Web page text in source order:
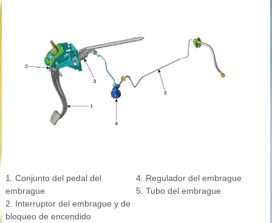
1. Conjunto del pedal del
embrague
2. Interruptor del embrague y de
bloqueo de encendido
4. Regulador del embrague
5. Tubo del embrague